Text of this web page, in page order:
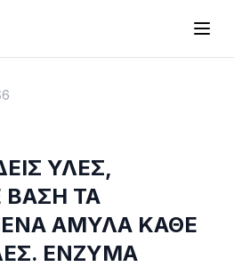
ΥΛΕΣ,
ΒΑΣΗ ΤΑ
ΑΜΥΛΑ ΚΑΘΕ
ΕΝΖΥΜΑ